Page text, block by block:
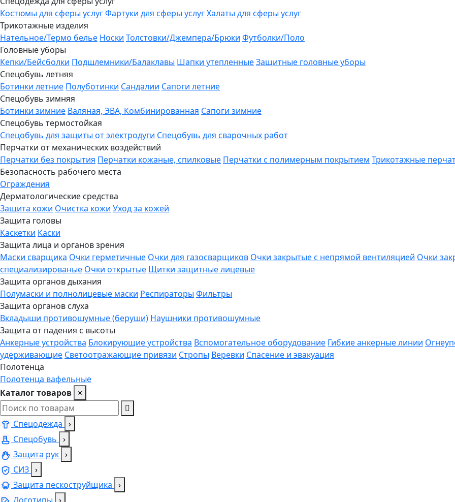
Костюмы для сферы услугФартуки для сферы услугХалаты для сферы услуг
Трикотажные изделия
Нательное/Термо белье Носки Толстовки/Джемпера/Брюки Футболки/Поло
Головные уборы
Кепки/Бейсболки Подшлемники/Балаклавы Шапки утепленныеЗащитные головные уборы
Спецобувь летняя
Ботинки летние Полуботинки Сандалии Сапоги летние
Спецобувь зимняя
Ботинки зимние Валяная, ЭВА, Комбинированная Сапоги зимние
Спецобувь термостойкая
Спецобувь для защиты от электродуги Спецобувь для сварочных работ
Перчатки от механических воздействий
Перчатки без покрытия Перчатки кожаные, спилковые Перчатки с полимерным покрытием Трикотажные
Безопасность рабочего места
Ограждения
Дерматологические средства
Защита кожи Очистка кожи Уход за кожей
Защита головы
Каскетки Каски
Защита лица и органов зрения
Маски сварщика Очки герметичные Очки для газосварщиков Очки закрытые с непрямой вентиляцией Очки
специализированые Очки открытые Щитки защитные лицевые
Защита органов дыхания
Полумаски и полнолицевые маски Респираторы Фильтры
Защита органов слуха
Вкладыши противошумные (беруши) Наушники противошумные
Защита от падения с высоты
Анкерные устройства Блокирующие устройства Вспомогательное оборудование Гибкие анкерные линии
удерживающие Светоотражающие привязи Стропы Веревки Спасение и эвакуация
Полотенца
Полотенца вафельные
Каталог товаров ×
Спецодежда ›
Спецобувь ›
Защита рук ›
СИЗ ›
Защита пескоструйщика ›